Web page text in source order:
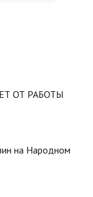
ОТ РАБОТЫ
на Народном